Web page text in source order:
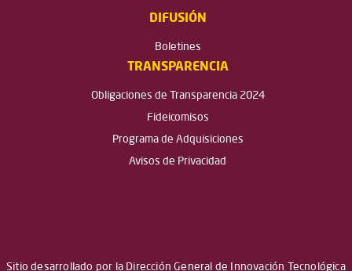
DIFUSIÓN
Boletines
TRANSPARENCIA
Obligaciones de Transparencia 2024
Fideicomisos
Programa de Adquisiciones
Avisos de Privacidad
Sitio desarrollado por la Dirección General de Innovación Tecnológica